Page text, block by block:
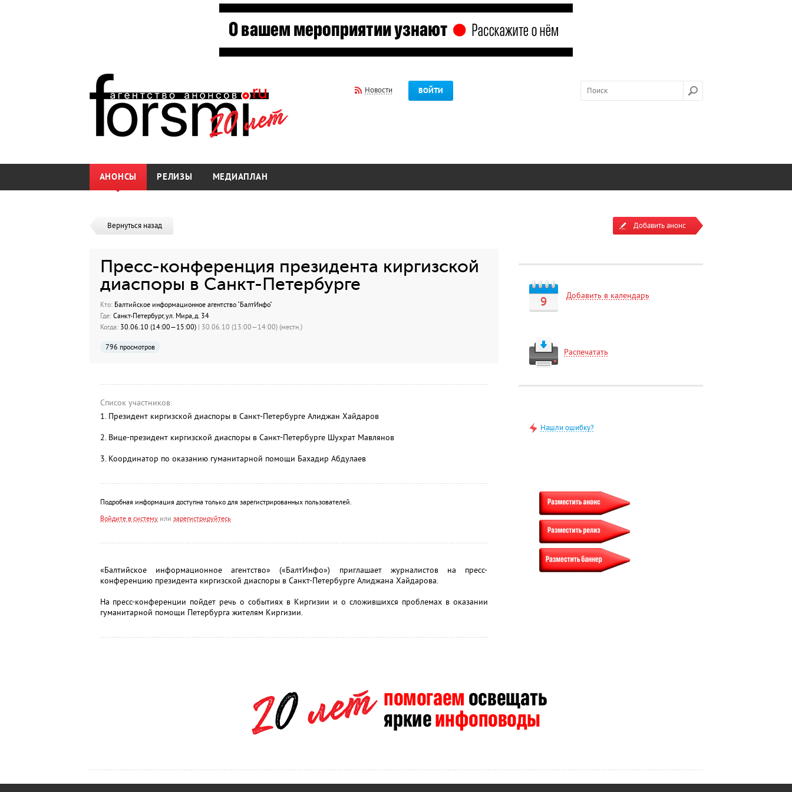
Новости ВОЙТИ
АНОНСЫ РЕЛИЗЫ МЕДИАПЛАН
Вернуться назад
Пресс-конференция президента киргизской
диаспоры в Санкт-Петербурге
Кто:Балтийское информационное агентство "БалтИнфо"
Где:Санкт-Петербург, ул. Мира, д. 34
Когда:30.06.10 (14:00—15:00) | 30.06.10 (13:00—14:00) (местн.)
796 просмотров
Список участников:
1. Президент киргизской диаспоры в Санкт-Петербурге Алиджан Хайдаров
2. Вице-президент киргизской диаспоры в Санкт-Петербурге Шухрат Мавлянов
3. Координатор по оказанию гуманитарной помощи Бахадир Абдулаев
Подробная информация доступна только для зарегистрированных пользователей.
Войдите в системуили зарегистрируйтесь
«Балтийское информационное агентство» («БалтИнфо») приглашает журналистов на пресс-
конференцию президента киргизской диаспоры в Санкт-Петербурге Алиджана Хайдарова.
На пресс-конференции пойдет речь о событиях в Киргизии и о сложившихся проблемах в оказании
гуманитарной помощи Петербурга жителям Киргизии.
Добавить анонс
9 Добавить в календарь
Распечатать
Нашли ошибку?